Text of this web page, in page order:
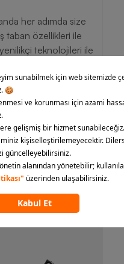
her adımda size
taban özellikleri ile
teknolojileri ile
Siz de hemen